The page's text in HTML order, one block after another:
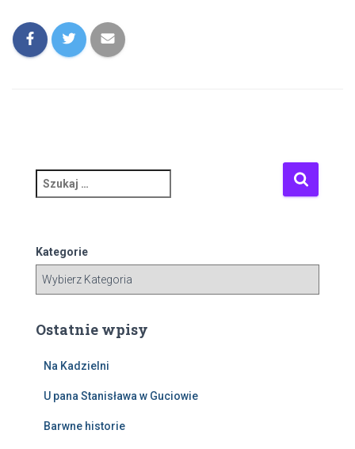
z
a
j
Kategorie
Ostatnie wpisy
Na Kadzielni
U pana Stanisława w Guciowie
Barwne historie